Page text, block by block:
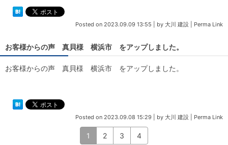
Posted on 2023.09.09 13:55 by 大川 建設 Perma Link
お客様からの声 真貝様 横浜市 をアップしました。
お客様からの声 真貝様 横浜市 をアップしました。
Posted on 2023.09.08 15:29 by 大川 建設 Perma Link
1 2 3 4